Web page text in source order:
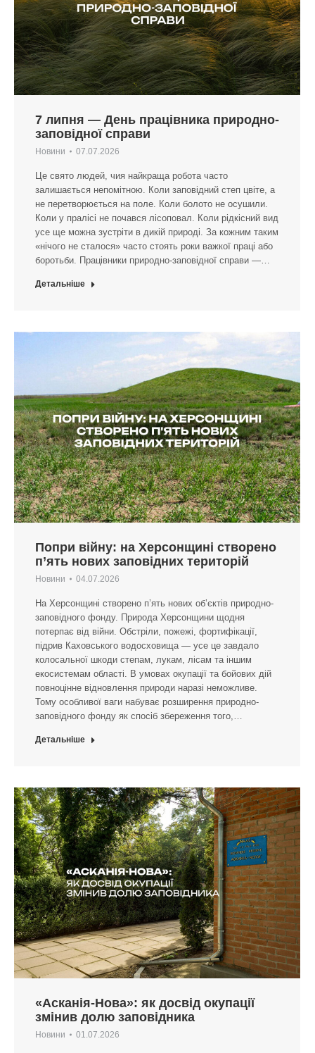
7 липня — День працівника природно-
заповідної справи
Новини 07.07.2026
Це свято людей, чия найкраща робота часто
залишається непомітною. Коли заповідний степ цвіте, а
не перетворюється на поле. Коли болото не осушили.
Коли у пралісі не почався лісоповал. Коли рідкісний вид
усе ще можна зустріти в дикій природі. За кожним таким
«нічого не сталося» часто стоять роки важкої праці або
боротьби. Працівники природно-заповідної справи —…
Детальніше
Попри війну: на Херсонщині створено
п’ять нових заповідних територій
Новини 04.07.2026
На Херсонщині створено п’ять нових об’єктів природно-
заповідного фонду. Природа Херсонщини щодня
потерпає від війни. Обстріли, пожежі, фортифікації,
підрив Каховського водосховища — усе це завдало
колосальної шкоди степам, лукам, лісам та іншим
екосистемам області. В умовах окупації та бойових дій
повноцінне відновлення природи наразі неможливе.
Тому особливої ваги набуває розширення природно-
заповідного фонду як спосіб збереження того,…
Детальніше
«Асканія-Нова»: як досвід окупації
змінив долю заповідника
Новини 01.07.2026